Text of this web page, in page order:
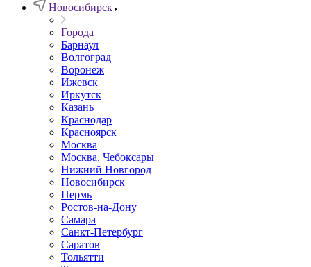
Новосибирск
Города
Барнаул
Волгоград
Воронеж
Ижевск
Иркутск
Казань
Краснодар
Красноярск
Москва
Москва, Чебоксары
Нижний Новгород
Новосибирск
Пермь
Ростов-на-Дону
Самара
Санкт-Петербург
Саратов
Тольятти